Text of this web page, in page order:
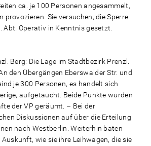
ca. je 100 Personen angesammelt,
provozieren. Sie versuchen, die Sperre
Abt. Operativ in Kenntnis gesetzt.
Berg: Die Lage im Stadtbezirk Prenzl.
den Übergängen Eberswalder Str. und
je 300 Personen, es handelt sich
aufgetaucht. Beide Punkte wurden
der VP geräumt. – Bei der
Diskussionen auf über die Erteilung
nach Westberlin. Weiterhin baten
wie sie ihre Leihwagen, die sie